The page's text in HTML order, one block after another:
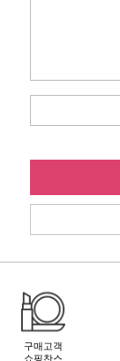
구매고객
쇼핑찬스